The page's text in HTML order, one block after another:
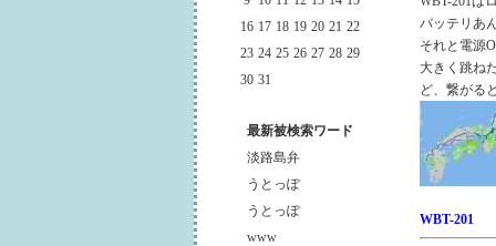
16 17 18 19 20 21 22
23 24 25 26 27 28 29
30 31
最新被検索ワード
淡路島弁
うとっぽ
うとっぽ
www
バッテリあ
それと電源
大きく跳ね
ど、繋がる
WBT-201